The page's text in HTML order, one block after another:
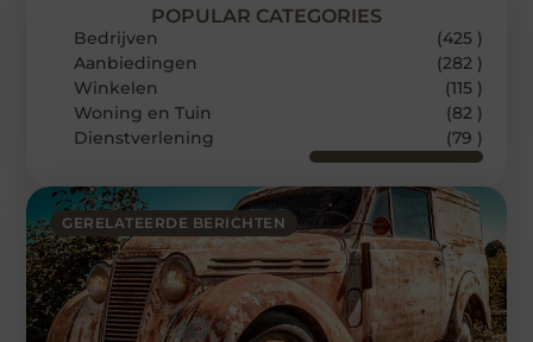
GERELATEERDE BERICHTEN
POPULAR CATEGORIES
Bedrijven
(425 )
Aanbiedingen
(282 )
Winkelen
(115 )
Woning en Tuin
(82 )
Dienstverlening
(79 )